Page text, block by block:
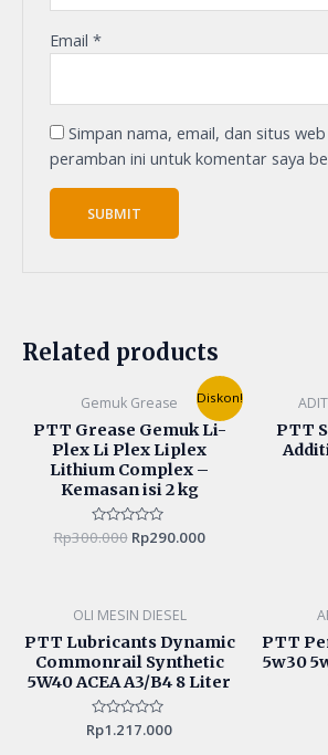
Email*
Simpan nama, email, dan situs
peramban ini untuk komentar saya
Related products
Diskon!
Gemuk Grease
PTT Grease Gemuk Li-
Plex Li Plex Liplex
Lithium Complex –
Kemasan isi 2 kg
Rated
0
Rp300.000
price
was:
Rp300.000.
Rp290.000
Current
price
is:
Rp290.000.
PTT
OLI MESIN DIESEL
PTT Lubricants Dynamic
Commonrail Synthetic
5W40 ACEA A3/B4 8 Liter
Rated
0
Rp1.217.000
PTT
5w30